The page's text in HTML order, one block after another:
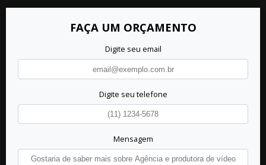
FAÇA UM ORÇAMENTO
Digite seu email
Digite seu telefone
Mensagem